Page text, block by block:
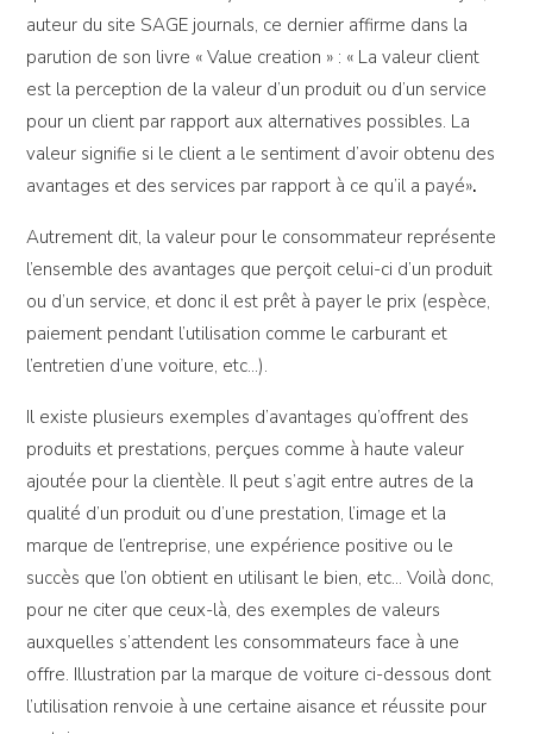
auteur du site SAGE journals, ce dernier affirme dans la
parution de son livre « Value creation » : « La valeur client
est la perception de la valeur d’un produit ou d’un service
pour un client par rapport aux alternatives possibles. La
valeur signifie si le client a le sentiment d’avoir obtenu des
avantages et des services par rapport à ce qu’il a payé».
Autrement dit, la valeur pour le consommateur représente
l’ensemble des avantages que perçoit celui-ci d’un produit
ou d’un service, et donc il est prêt à payer le prix (espèce,
paiement pendant l’utilisation comme le carburant et
l’entretien d’une voiture, etc…).
Il existe plusieurs exemples d’avantages qu’offrent des
produits et prestations, perçues comme à haute valeur
ajoutée pour la clientèle. Il peut s’agit entre autres de la
qualité d’un produit ou d’une prestation, l’image et la
marque de l’entreprise, une expérience positive ou le
succès que l’on obtient en utilisant le bien, etc… Voilà donc,
pour ne citer que ceux-là, des exemples de valeurs
auxquelles s’attendent les consommateurs face à une
offre. Illustration par la marque de voiture ci-dessous dont
l’utilisation renvoie à une certaine aisance et réussite pour